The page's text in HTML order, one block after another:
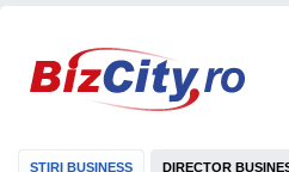
STIRI BUSINESS DIRECTOR